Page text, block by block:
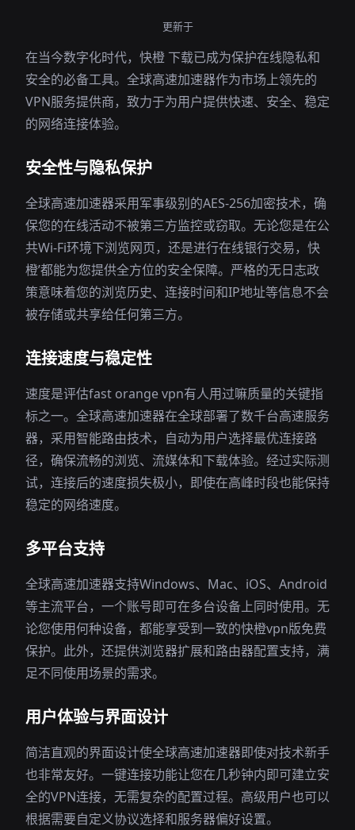
更新于
在当今数字化时代，快橙 下载已成为保护在线隐私和
安全的必备工具。全球高速加速器作为市场上领先的
VPN服务提供商，致力于为用户提供快速、安全、稳定
的网络连接体验。
安全性与隐私保护
全球高速加速器采用军事级别的AES-256加密技术，确
保您的在线活动不被第三方监控或窃取。无论您是在公
共Wi-Fi环境下浏览网页，还是进行在线银行交易，快
橙’都能为您提供全方位的安全保障。严格的无日志政
策意味着您的浏览历史、连接时间和IP地址等信息不会
被存储或共享给任何第三方。
连接速度与稳定性
速度是评估fast orange vpn有人用过嘛质量的关键指
标之一。全球高速加速器在全球部署了数千台高速服务
器，采用智能路由技术，自动为用户选择最优连接路
径，确保流畅的浏览、流媒体和下载体验。经过实际测
试，连接后的速度损失极小，即使在高峰时段也能保持
稳定的网络速度。
多平台支持
全球高速加速器支持Windows、Mac、iOS、Android
等主流平台，一个账号即可在多台设备上同时使用。无
论您使用何种设备，都能享受到一致的快橙vpn版免费
保护。此外，还提供浏览器扩展和路由器配置支持，满
足不同使用场景的需求。
用户体验与界面设计
简洁直观的界面设计使全球高速加速器即使对技术新手
也非常友好。一键连接功能让您在几秒钟内即可建立安
全的VPN连接，无需复杂的配置过程。高级用户也可以
根据需要自定义协议选择和服务器偏好设置。